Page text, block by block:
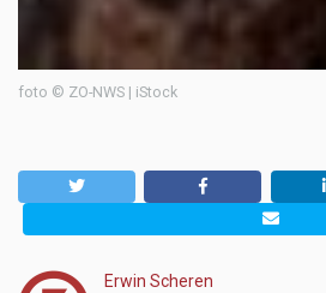
foto © ZO-NWS | iStock
Erwin Scheren